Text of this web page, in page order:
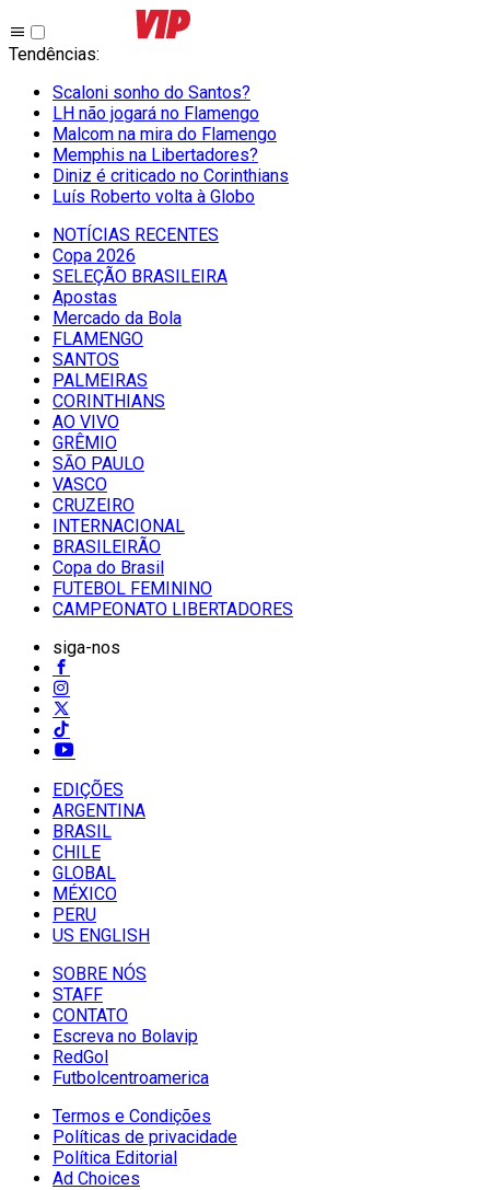
Tendências:
Scaloni sonho do Santos?
LH não jogará no Flamengo
Malcom na mira do Flamengo
Memphis na Libertadores?
Diniz é criticado no Corinthians
Luís Roberto volta à Globo
NOTÍCIAS RECENTES
Copa 2026
SELEÇÃO BRASILEIRA
Apostas
Mercado da Bola
FLAMENGO
SANTOS
PALMEIRAS
CORINTHIANS
AO VIVO
GRÊMIO
SĀO PAULO
VASCO
CRUZEIRO
INTERNACIONAL
BRASILEIRÃO
Copa do Brasil
FUTEBOL FEMININO
CAMPEONATO LIBERTADORES
siga-nos
EDIÇÕES
ARGENTINA
BRASIL
CHILE
GLOBAL
MÉXICO
PERU
US ENGLISH
SOBRE NÓS
STAFF
CONTATO
Escreva no Bolavip
RedGol
Futbolcentroamerica
Termos e Condições
Políticas de privacidade
Política Editorial
Ad Choices